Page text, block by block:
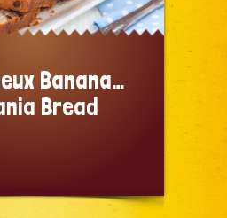
Banana…
Bread